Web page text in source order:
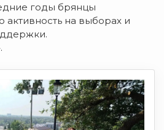
годы брянцы
на выборах и